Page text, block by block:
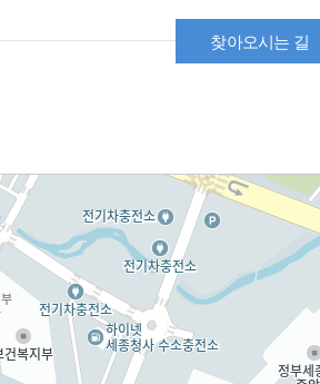
찾아오시는 길